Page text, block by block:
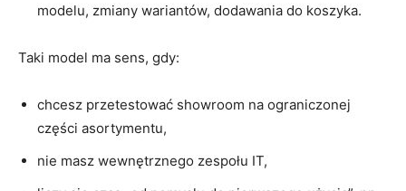
modelu, zmiany wariantów, dodawania do koszyka.
Taki model ma sens, gdy:
chcesz przetestować showroom na ograniczonej
części asortymentu,
nie masz wewnętrznego zespołu IT,